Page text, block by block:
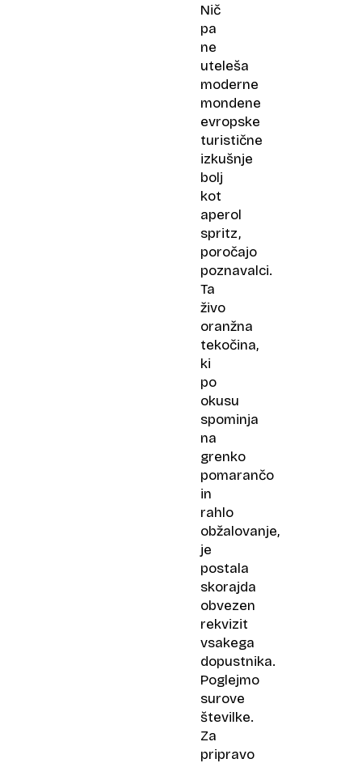
Nič
pa
ne
uteleša
moderne
mondene
evropske
turistične
izkušnje
bolj
kot
aperol
spritz,
poročajo
poznavalci.
Ta
živo
oranžna
tekočina,
ki
po
okusu
spominja
na
grenko
pomarančo
in
rahlo
obžalovanje,
je
postala
skorajda
obvezen
rekvizit
vsakega
dopustnika.
Poglejmo
surove
številke.
Za
pripravo